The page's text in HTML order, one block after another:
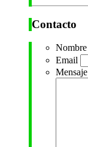
Contacto
Nombre
Email
Mensaje